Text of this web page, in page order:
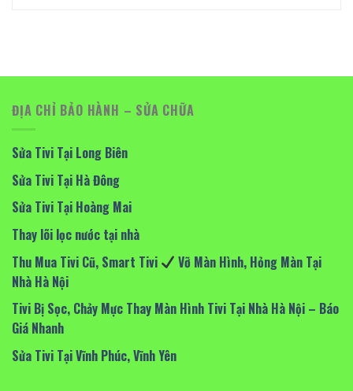
ĐỊA CHỈ BẢO HÀNH – SỬA CHỮA
Sửa Tivi Tại Long Biên
Sửa Tivi Tại Hà Đông
Sửa Tivi Tại Hoàng Mai
Thay lõi lọc nước tại nhà
Thu Mua Tivi Cũ, Smart Tivi
Vỡ Màn Hình, Hỏng Màn Tại
Nhà Hà Nội
Tivi Bị Sọc, Chảy Mực Thay Màn Hình Tivi Tại Nhà Hà Nội – Báo
Giá Nhanh
Sửa Tivi Tại Vĩnh Phúc, Vĩnh Yên